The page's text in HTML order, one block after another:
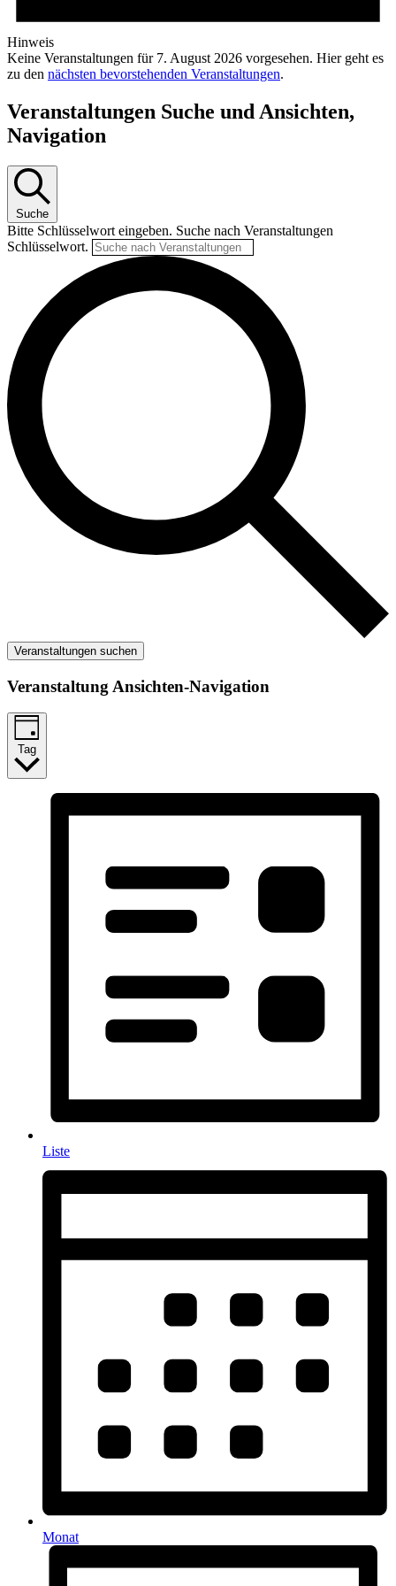
Hinweis
Keine Veranstaltungen für 7. August 2026 vorgesehen. Hier geht es
zu den nächsten bevorstehenden Veranstaltungen.
Veranstaltungen Suche und Ansichten,
Navigation
Suche
Bitte Schlüsselwort eingeben. Suche nach Veranstaltungen
Schlüsselwort.
Veranstaltungen suchen
Veranstaltung Ansichten-Navigation
Tag
Liste
Monat